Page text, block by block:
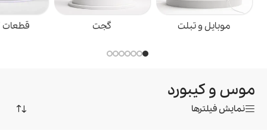
موبایل و تبلت گجت قطعات
موس و کیبورد
نمایش فیلترها